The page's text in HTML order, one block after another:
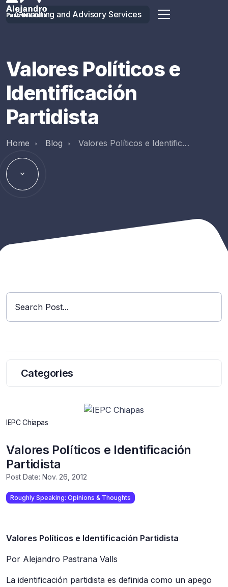
Consulting and Advisory Services
Valores Políticos e
Identificación
Partidista
Home Blog Valores Políticos e Identific…
Valores Políticos e Identificación
Partidista
Post Date: Nov. 26, 2012
Roughly Speaking: Opinions & Thoughts
Valores Políticos e Identificación Partidista
Por Alejandro Pastrana Valls
La identificación partidista es definida como un apego
Search Post...
Categories
IEPC Chiapas